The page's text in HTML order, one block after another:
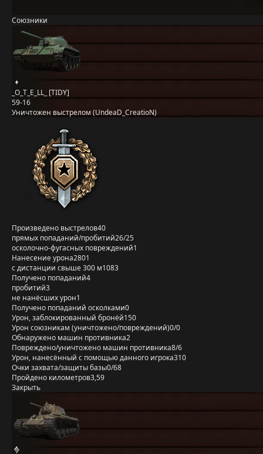
Союзники
_O_T_E_LL_ [TIDY]
59-16
Уничтожен выстрелом (UndeaD_CreatioN)
Произведено выстрелов40
прямых попаданий/пробитий26/25
осколочно-фугасных повреждений1
Нанесение урона2801
с дистанции свыше 300 м1083
Получено попаданий4
пробитий3
не нанёсших урон1
Получено попаданий осколками0
Урон, заблокированный бронёй150
Урон союзникам (уничтожено/повреждений)0/0
Обнаружено машин противника2
Повреждено/уничтожено машин противника8/6
Урон, нанесённый с помощью данного игрока310
Очки захвата/защиты базы0/68
Пройдено километров3,59
Закрыть